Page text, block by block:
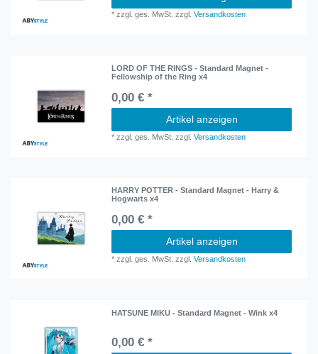
*zzgl. ges. MwSt. zzgl.Versandkosten
LORD OF THE RINGS - Standard Magnet -
Fellowship of the Ring x4
0,00 € *
Artikel anzeigen
*zzgl. ges. MwSt. zzgl.Versandkosten
HARRY POTTER - Standard Magnet - Harry &
Hogwarts x4
0,00 € *
Artikel anzeigen
*zzgl. ges. MwSt. zzgl.Versandkosten
HATSUNE MIKU - Standard Magnet - Wink x4
0,00 € *